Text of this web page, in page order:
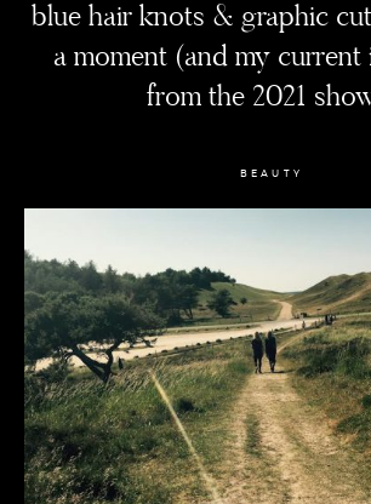
blue hair knots & graphic
a moment (and my current
from the 2021
BEAUTY